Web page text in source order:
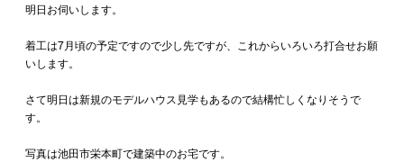
明日お伺いします。
着工は7月頃の予定ですので少し先ですが、これからいろいろ打合せお願
いします。
さて明日は新規のモデルハウス見学もあるので結構忙しくなりそうで
す。
写真は池田市栄本町で建築中のお宅です。